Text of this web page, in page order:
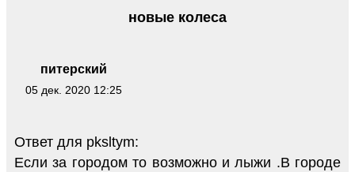
питерский
05 дек. 2020 12:25
новые колеса
Ответ для pksltym:
Если за городом то возможно и лыжи .В городе